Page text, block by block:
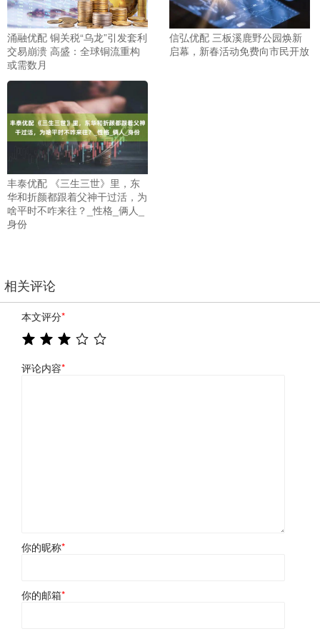
涌融优配 铜关税“乌龙”引发套利
交易崩溃 高盛：全球铜流重构
或需数月
信弘优配 三板溪鹿野公园焕新
启幕，新春活动免费向市民开放
丰泰优配 《三生三世》里，东
华和折颜都跟着父神干过活，为
啥平时不咋来往？_性格_俩人_
身份
相关评论
本文评分*
评论内容*
你的昵称*
你的邮箱*